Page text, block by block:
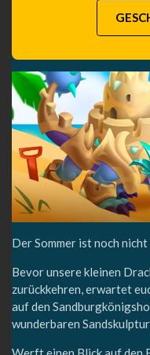
Der Sommer ist noch
Bevor unsere kleinen
zurückkehren, erwartet
auf den
wunderbaren